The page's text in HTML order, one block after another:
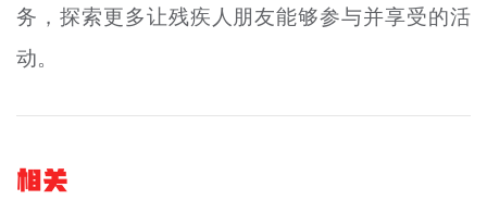
务，探索更多让残疾人朋友能够参与并享受的活
动。
相关